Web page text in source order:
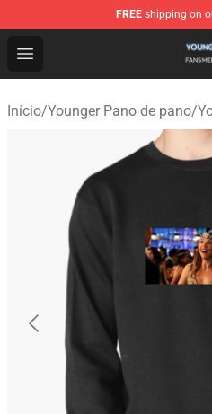
FREE shipping on
Open menu
Younger Shop - Official
Início/Younger Pano de pano/